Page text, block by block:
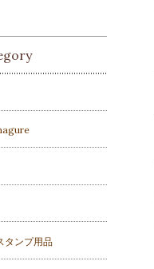
タンプ用品